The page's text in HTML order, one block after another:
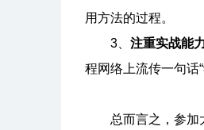
用方法的过程。
3、 注重实战能
程网络上流传一句话
总而言之，参加大